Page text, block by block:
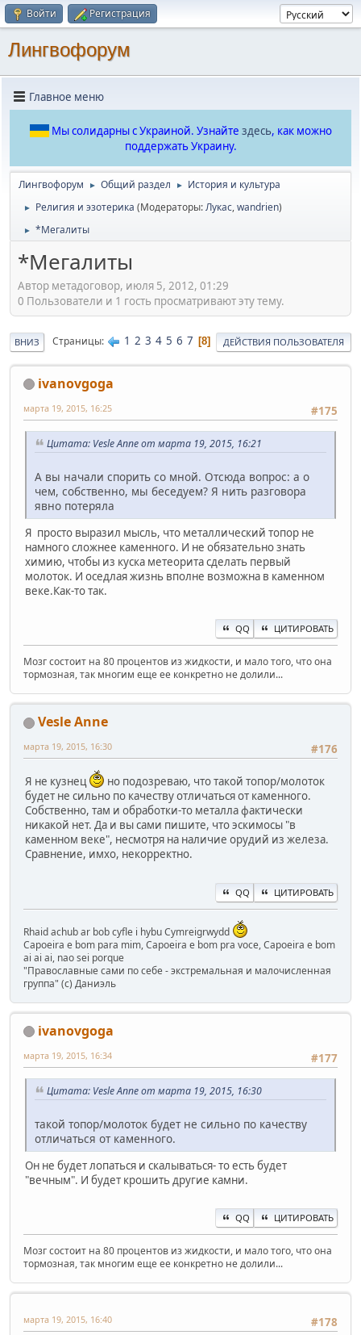
Войти Регистрация
Лингвофорум
Главное меню
Мы солидарны с Украиной. Узнайте здесь, как можно
поддержать Украину.
Лингвофорум ► Общий раздел ► История и культура
► Религия и эзотерика (Модераторы:Лукас,wandrien)
► *Мегалиты
*Мегалиты
Автор метадоговор, июля 5, 2012, 01:29
0 Пользователи и 1 гость просматривают эту тему.
ВНИЗ Страницы 1 2 3 4 5 6 7 8 ДЕЙСТВИЯ ПОЛЬЗОВАТЕЛЯ
ivanovgoga
#175
марта 19, 2015, 16:25
Цитата: Vesle Anne от марта 19, 2015, 16:21
А вы начали спорить со мной. Отсюда вопрос: а о
чем, собственно, мы беседуем? Я нить разговора
явно потеряла
Я просто выразил мысль, что металлический топор не
намного сложнее каменного. И не обязательно знать
химию, чтобы из куска метеорита сделать первый
молоток. И оседлая жизнь вполне возможна в каменном
веке.Как-то так.
QQ ЦИТИРОВАТЬ
Мозг состоит на 80 процентов из жидкости, и мало того, что она
тормозная, так многим еще ее конкретно не долили...
Vesle Anne
#176
марта 19, 2015, 16:30
Я не кузнец
но подозреваю, что такой топор/молоток
будет не сильно по качеству отличаться от каменного.
Собственно, там и обработки-то металла фактически
никакой нет. Да и вы сами пишите, что эскимосы "в
каменном веке", несмотря на наличие орудий из железа.
Сравнение, имхо, некорректно.
QQ ЦИТИРОВАТЬ
Rhaid achub ar bob cyfle i hybu Cymreigrwydd
Capoeira e bom para mim, Capoeira e bom pra voce, Capoeira e bom
ai ai ai, nao sei porque
"Православные сами по себе - экстремальная и малочисленная
группа" (с) Даниэль
ivanovgoga
#177
марта 19, 2015, 16:34
Цитата: Vesle Anne от марта 19, 2015, 16:30
такой топор/молоток будет не сильно по качеству
отличаться от каменного.
Он не будет лопаться и скалываться- то есть будет
"вечным". И будет крошить другие камни.
QQ ЦИТИРОВАТЬ
Мозг состоит на 80 процентов из жидкости, и мало того, что она
тормозная, так многим еще ее конкретно не долили...
#178
марта 19, 2015, 16:40